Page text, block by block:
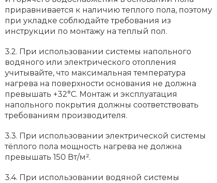
приравнивается к наличию теплого пола, поэтому
при укладке соблюдайте требования из
инструкции по монтажу на теплый пол.
3.2. При использовании системы напольного
водяного или электрического отопления
учитывайте‚ что максимальная температура
нагрева на поверхности основания не должна
превышать +32°С. Монтаж и эксплуатация
напольного покрытия должны соответствовать
требованиям производителя.
3.3. При использовании электрической системы
тёплого пола мощность нагрева не должна
превышать 150 Вт/м².
3.4. При использовании водяной системы